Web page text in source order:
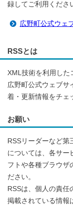
録してご利用くださ
広野町公式ウェ
RSSとは
XML技術を利用した
広野町公式ウェブサ
着・更新情報をチェ
お願い
RSSリーダーなど
については、各サー
フトや各種ブラウザ
ださい。
RSSは、個人の責任
掲載されている情報